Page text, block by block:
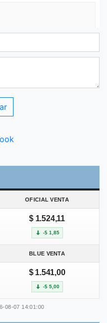
OFICIAL VENTA
$ 1.524,11
-$ 1,85
BLUE VENTA
$ 1.541,00
-$ 5,00
08-07 14:01:00